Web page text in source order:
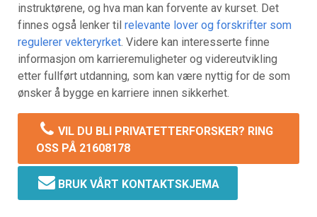
instruktørene, og hva man kan forvente av kurset. Det
finnes også lenker til relevante lover og forskrifter som
regulerer vekteryrket . Videre kan interesserte finne
informasjon om karrieremuligheter og videreutvikling
etter fullført utdanning, som kan være nyttig for de som
ønsker å bygge en karriere innen sikkerhet.
VIL DU BLI PRIVATETTERFORSKER? RING
OSS PÅ 21608178
BRUK VÅRT KONTAKTSKJEMA